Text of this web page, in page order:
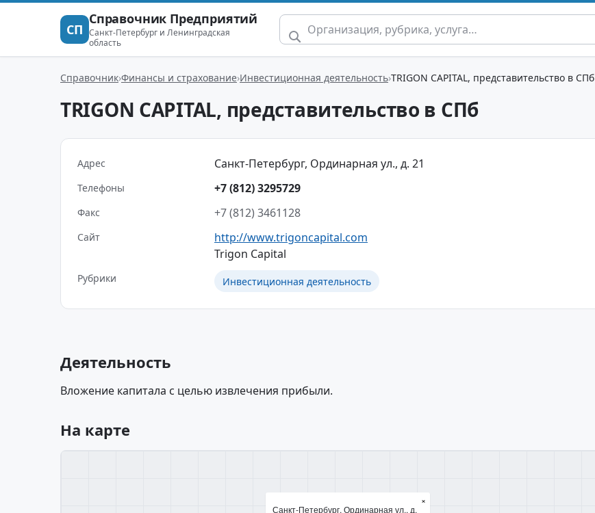
СП
Справочник Предприятий
Санкт-Петербург и Ленинградская
область
Справочник Финансы и страхование Инвестиционная деятельность TRIGON CAPITAL, представительство в СПб
TRIGON CAPITAL, представительство в СПб
Адрес Санкт-Петербург, Ординарная ул., д. 21
Телефоны +7 (812) 3295729
Факс +7 (812) 3461128
Сайт
http://www.trigoncapital.com
Trigon Capital
Рубрики Инвестиционная деятельность
Деятельность
Вложение капитала с целью извлечения прибыли.
На карте
Санкт-Петербург, Ординарная ул., д.
×